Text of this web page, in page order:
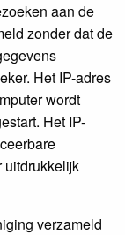
aan de
zonder dat de
Het IP-adres
wordt
Het IP-
uitdrukkelijk
verzameld